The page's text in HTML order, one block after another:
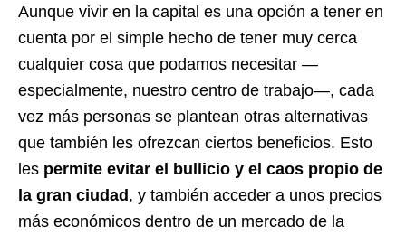
Aunque vivir en la capital es una opción a tener en
cuenta por el simple hecho de tener muy cerca
cualquier cosa que podamos necesitar —
especialmente, nuestro centro de trabajo—, cada
vez más personas se plantean otras alternativas
que también les ofrezcan ciertos beneficios. Esto
les permite evitar el bullicio y el caos propio de
la gran ciudad , y también acceder a unos precios
más económicos dentro de un mercado de la